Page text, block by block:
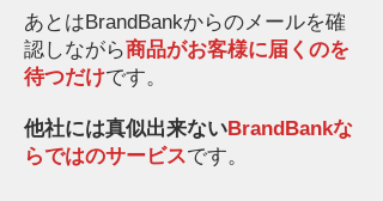
あとはBrandBankからのメールを確
認しながら商品がお客様に届くのを
待つだけです。
他社には真似出来ないBrandBankな
らではのサービスです。